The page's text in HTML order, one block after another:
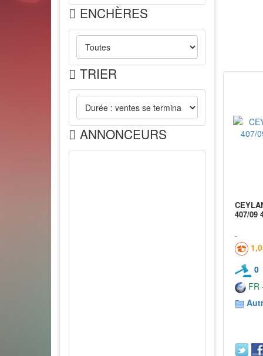
ENCHÈRES
TRIER
ANNONCEURS
407/09
0
FR